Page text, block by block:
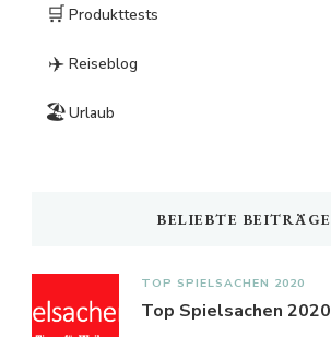
🛒 Produkttests
✈️ Reiseblog
🏖️Urlaub
BELIEBTE BEITRÄGE
TOP SPIELSACHEN 2020
Top Spielsachen 2020